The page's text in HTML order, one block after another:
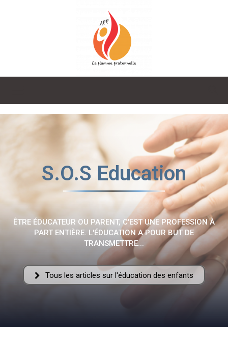
Fraternelle
–
AFF
S.O.S Education
ÊTRE ÉDUCATEUR OU PARENT, C'EST UNE PROFESSION À
PART ENTIÈRE. L'ÉDUCATION A POUR BUT DE
TRANSMETTRE...
Tous les articles sur l'éducation des enfants